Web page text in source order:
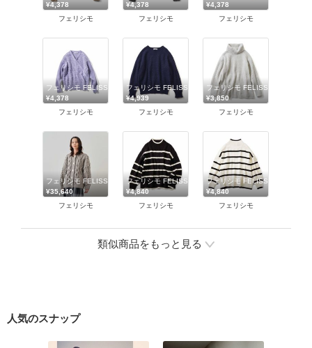
¥4,378
フェリシモ
¥4,378
フェリシモ
¥4,378
フェリシモ
フェリシモ FELISSIMO
¥4,378
フェリシモ
フェリシモ FELISSIMO
¥4,939
フェリシモ
フェリシモ FELISSIMO
¥3,850
フェリシモ
フェリシモ FELISSIMO
¥35,640
フェリシモ
フェリシモ FELISSIMO
¥4,840
フェリシモ
フェリシモ FELISSIMO
¥4,840
フェリシモ
類似商品をもっと見る
人気のスナップ